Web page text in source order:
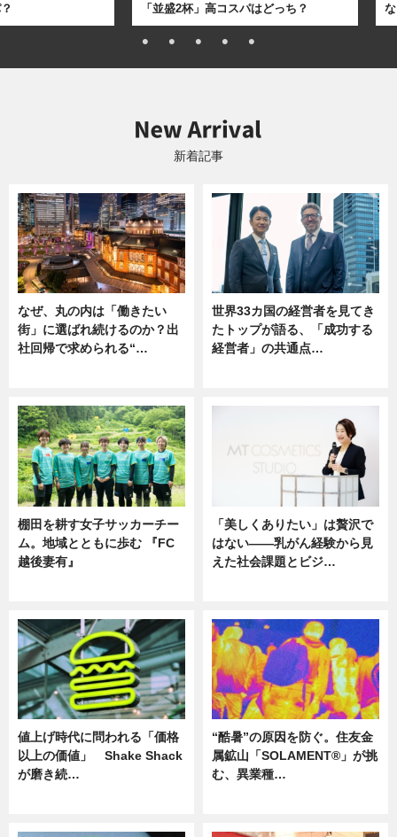
「並盛2杯」高コスパはどっち？
新着記事
なぜ、丸の内は「働きたい
街」に選ばれ続けるのか？出
社回帰で求められる“…
世界33カ国の経営者を見てき
たトップが語る、「成功する
経営者」の共通点…
棚田を耕す女子サッカーチー
ム。地域とともに歩む 『FC
越後妻有』
「美しくありたい」は贅沢で
はない――乳がん経験から見
えた社会課題とビジ…
値上げ時代に問われる「価格
以上の価値」 Shake Shack
が磨き続…
“酷暑”の原因を防ぐ。住友金
属鉱山「SOLAMENT®」が挑
む、異業種…